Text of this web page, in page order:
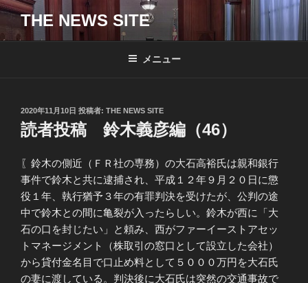
コ
テ
THE NEWS SITE
メニュー
投
稿
日:
2020年11月10日 投稿者: THE NEWS SITE
読者投稿 鈴木義彦編（46）
〖鈴木の側近（ＦＲ社の専務）の大石高裕氏は親和銀行
事件で鈴木と共に逮捕され、平成１２年９月２０日に懲
役１年、執行猶予３年の有罪判決を受けたが、公判の途
中で鈴木との間に亀裂が入ったらしい。鈴木が西に「大
石の口を封じたい」と頼み、西がファーイーストアセッ
トマネージメント（株取引の窓口として設立した会社）
から貸付金名目で口止め料として５０００万円を大石氏
の妻に渡している。判決後に大石氏は突然の交通事故で